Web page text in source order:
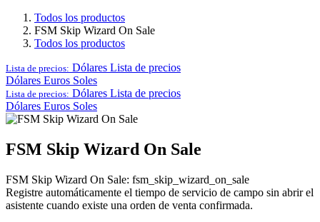
Todos los productos
FSM Skip Wizard On Sale
Todos los productos
Lista de precios: Dólares Lista de precios
Dólares Euros Soles
Lista de precios: Dólares Lista de precios
Dólares Euros Soles
FSM Skip Wizard On Sale
FSM Skip Wizard On Sale: fsm_skip_wizard_on_sale
Registre automáticamente el tiempo de servicio de campo sin abrir el
asistente cuando existe una orden de venta confirmada.